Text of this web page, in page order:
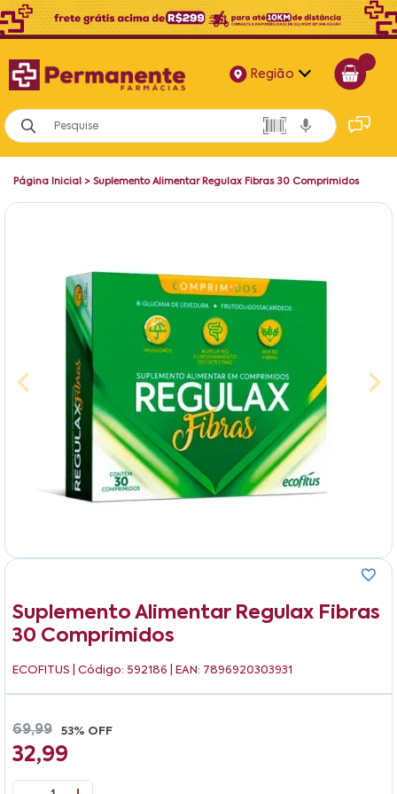
Região
Alagoas
Bahia
Página Inicial > Suplemento Alimentar Regulax Fibras 30 Comprimidos
Suplemento Alimentar Regulax Fibras
30 Comprimidos
ECOFITUS | Código: 592186 | EAN: 7896920303931
69,99 53% OFF
32,99